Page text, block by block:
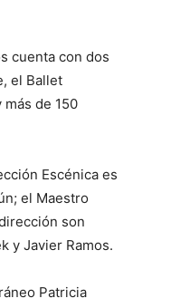
cuenta con dos
el Ballet
de 150
Escénica es
el Maestro
son
y Javier Ramos.
Patricia